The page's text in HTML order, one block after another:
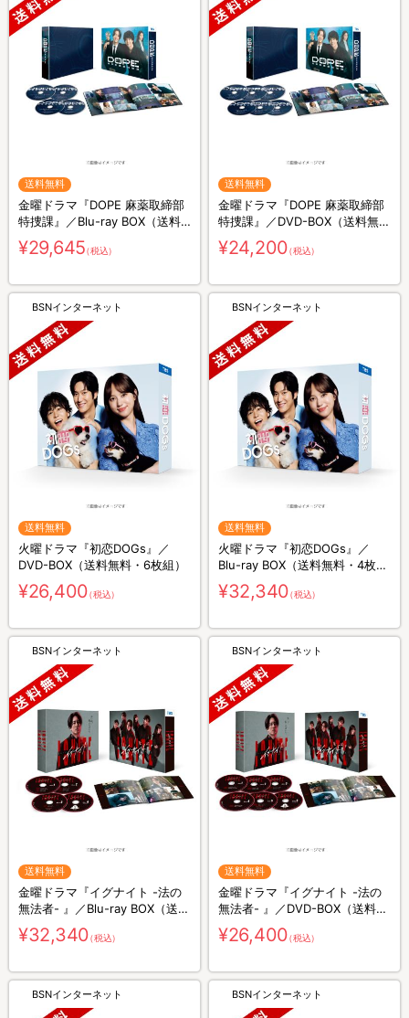
送料無料
金曜ドラマ『DOPE 麻薬取締部
特捜課』／Blu-ray BOX（送料
無料・4枚組）
¥29,645（税込）
送料無料
金曜ドラマ『DOPE 麻薬取締部
特捜課』／DVD-BOX（送料無
料・6枚組）
¥24,200（税込）
BSNインターネット
送料無料
火曜ドラマ『初恋DOGs』／
DVD-BOX（送料無料・6枚組）
¥26,400（税込）
BSNインターネット
送料無料
火曜ドラマ『初恋DOGs』／
Blu-ray BOX（送料無料・4枚
組）
¥32,340（税込）
BSNインターネット
送料無料
金曜ドラマ『イグナイト -法の
無法者- 』／Blu-ray BOX（送料
無料・4枚組）
¥32,340（税込）
BSNインターネット
送料無料
金曜ドラマ『イグナイト -法の
無法者- 』／DVD-BOX（送料無
料・6枚組）
¥26,400（税込）
BSNインターネット BSNインターネット